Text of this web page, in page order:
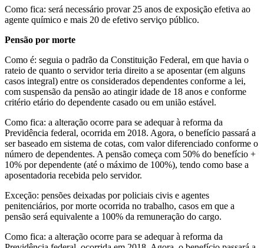
Como fica: será necessário provar 25 anos de exposição efetiva ao
agente químico e mais 20 de efetivo serviço público.
Pensão por morte
Como é: seguia o padrão da Constituição Federal, em que havia o
rateio de quanto o servidor teria direito a se aposentar (em alguns
casos integral) entre os considerados dependentes conforme a lei,
com suspensão da pensão ao atingir idade de 18 anos e conforme
critério etário do dependente casado ou em união estável.
Como fica: a alteração ocorre para se adequar à reforma da
Previdência federal, ocorrida em 2018. Agora, o benefício passará a
ser baseado em sistema de cotas, com valor diferenciado conforme o
número de dependentes. A pensão começa com 50% do benefício +
10% por dependente (até o máximo de 100%), tendo como base a
aposentadoria recebida pelo servidor.
Exceção: pensões deixadas por policiais civis e agentes
penitenciários, por morte ocorrida no trabalho, casos em que a
pensão será equivalente a 100% da remuneração do cargo.
Como fica: a alteração ocorre para se adequar à reforma da